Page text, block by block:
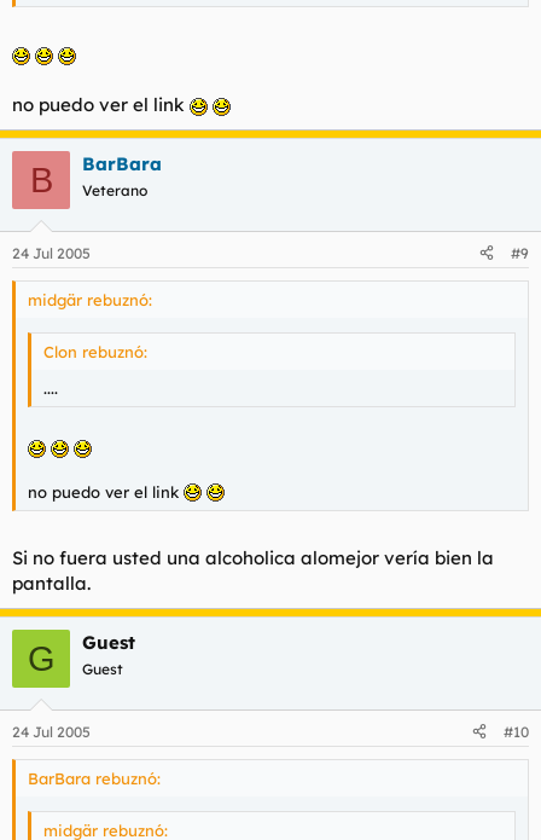
no puedo ver el link
B BarBara
Veterano
24 Jul 2005 #9
midgär rebuznó:
Clon rebuznó:
....
no puedo ver el link
Si no fuera usted una alcoholica alomejor vería bien la
pantalla.
G Guest
Guest
24 Jul 2005 #10
BarBara rebuznó:
midgär rebuznó: